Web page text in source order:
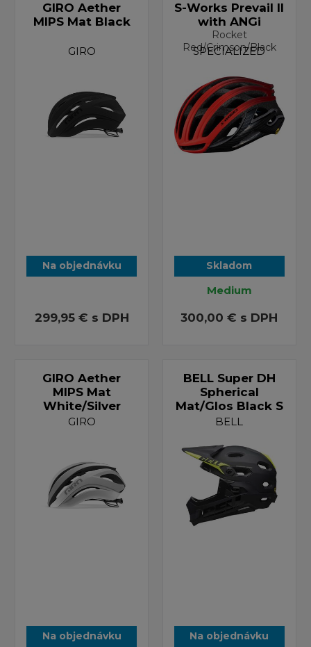
GIRO Aether
MIPS Mat Black
GIRO
Na objednávku
299,95 € s DPH
S-Works Prevail II
with ANGi
Rocket
Red/Crimson/Black
SPECIALIZED
Skladom
Medium
300,00 € s DPH
GIRO Aether
MIPS Mat
White/Silver
GIRO
Na objednávku
BELL Super DH
Spherical
Mat/Glos Black S
BELL
Na objednávku